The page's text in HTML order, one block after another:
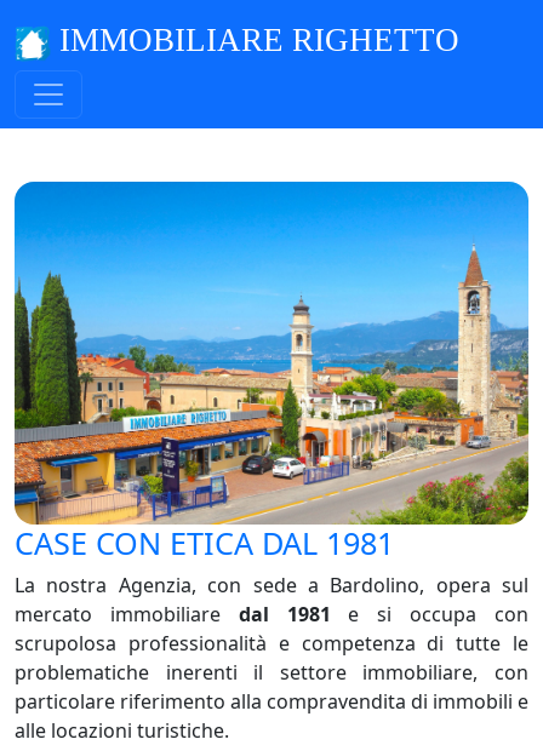
IMMOBILIARE RIGHETTO
CASE CON ETICA DAL 1981
La nostra Agenzia, con sede a Bardolino, opera sul
mercato immobiliare dal 1981 e si occupa con
scrupolosa professionalità e competenza di tutte le
problematiche inerenti il settore immobiliare, con
particolare riferimento alla compravendita di immobili e
alle locazioni turistiche.